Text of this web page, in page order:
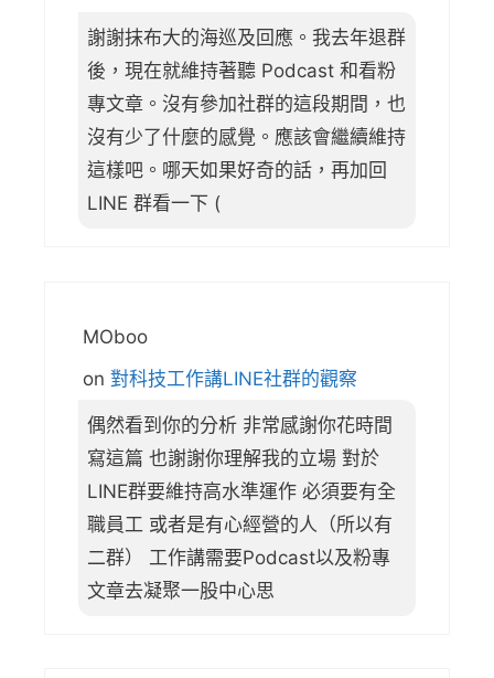
謝謝抹布大的海巡及回應。我去年退群
後，現在就維持著聽 Podcast 和看粉
專文章。沒有參加社群的這段期間，也
沒有少了什麼的感覺。應該會繼續維持
這樣吧。哪天如果好奇的話，再加回
LINE 群看一下 (
MOboo
on 對科技工作講LINE社群的觀察
偶然看到你的分析 非常感謝你花時間
寫這篇 也謝謝你理解我的立場 對於
LINE群要維持高水準運作 必須要有全
職員工 或者是有心經營的人（所以有
二群） 工作講需要Podcast以及粉專
文章去凝聚一股中心思